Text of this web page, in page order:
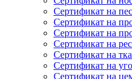
Сертификат на
Сертификат на
Сертификат на
Сертификат на
Сертификат на
Сертификат на
Сертификат на